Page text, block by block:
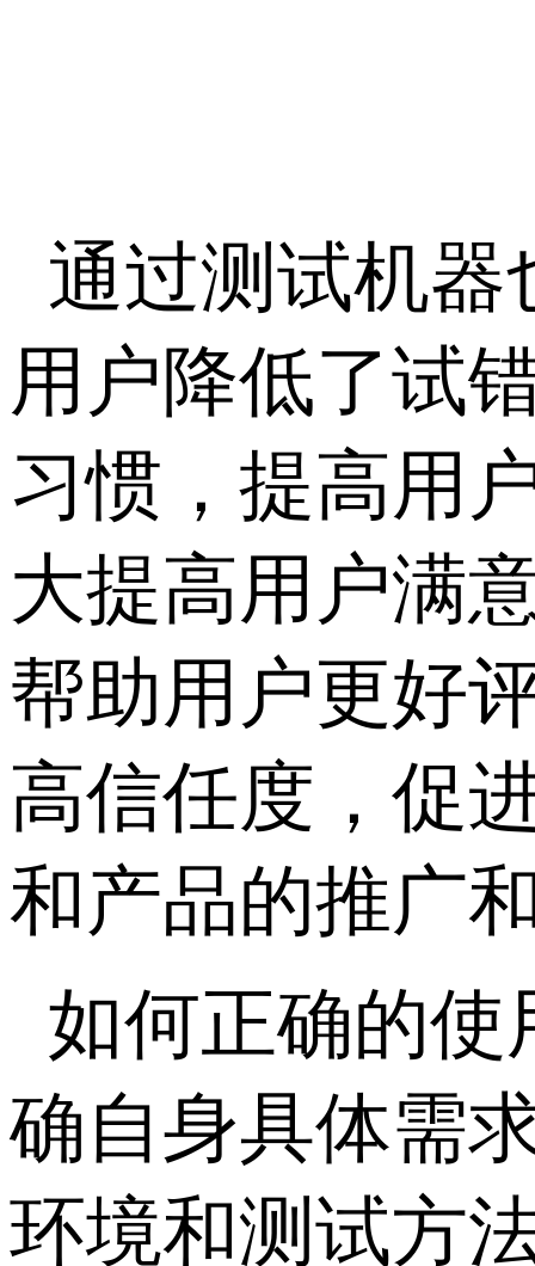
通过测试机
用户降低了试
习惯，提高用
大提高用户满
帮助用户更好
高信任度，促
和产品的推广
如何正确的使
确自身具体需
环境和测试方